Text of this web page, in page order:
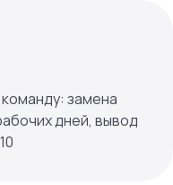
замена
дней, вывод